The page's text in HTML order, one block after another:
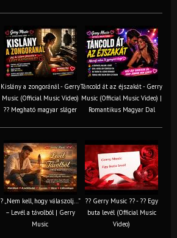
Kislány a zongoránál - Gerry
Music (Official Music Video)
?? Megható magyar sláger
Táncold át az éjszakát - Gerry
Music (Official Music Video) |
Romantikus Magyar Dal
? „Nem kell, hogy válaszolj…”
– Levél a távolból | Gerry
Music
?? Gerry Music ?? - ?? Egy
buta levél (Official Music
Video)